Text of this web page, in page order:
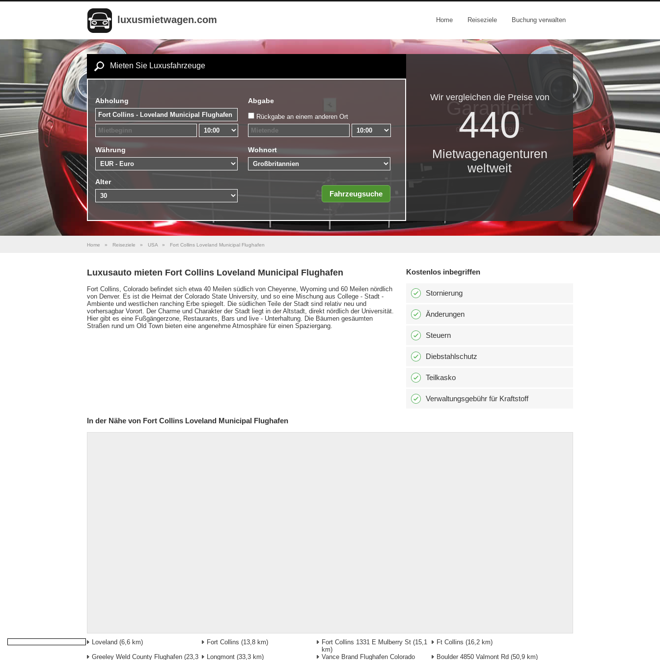
luxusmietwagen.com Home Reiseziele Buchung verwalten
Mieten Sie Luxusfahrzeuge
Abholung Abgabe
Rückgabe an einem anderen Ort
Währung Wohnort
Alter
Wir vergleichen die Preise von
440
Mietwagenagenturen
weltweit
Garantiert
die besten Preise
Home » Reiseziele » USA » Fort Collins Loveland Municipal Flughafen
Luxusauto mieten Fort Collins Loveland Municipal Flughafen
Fort Collins, Colorado befindet sich etwa 40 Meilen südlich von Cheyenne, Wyoming und 60 Meilen nördlich
von Denver. Es ist die Heimat der Colorado State University, und so eine Mischung aus College - Stadt -
Ambiente und westlichen ranching Erbe spiegelt. Die südlichen Teile der Stadt sind relativ neu und
vorhersagbar Vorort. Der Charme und Charakter der Stadt liegt in der Altstadt, direkt nördlich der Universität.
Hier gibt es eine Fußgängerzone, Restaurants, Bars und live - Unterhaltung. Die Bäumen gesäumten
Straßen rund um Old Town bieten eine angenehme Atmosphäre für einen Spaziergang.
Kostenlos inbegriffen
Stornierung
Änderungen
Steuern
Diebstahlschutz
Teilkasko
Verwaltungsgebühr für Kraftstoff
In der Nähe von Fort Collins Loveland Municipal Flughafen
Loveland (6,6 km) Fort Collins (13,8 km) Fort Collins 1331 E Mulberry St (15,1
km)
Ft Collins (16,2 km)
Greeley Weld County Flughafen (23,3 Longmont (33,3 km) Vance Brand Flughafen Colorado Boulder 4850 Valmont Rd (50,9 km)